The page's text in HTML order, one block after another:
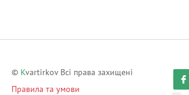
© Kvartirkov Всі права захищені
Правила та умови